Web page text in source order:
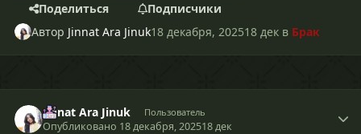
Поделиться
Подписчики
Автор Jinnat Ara Jinuk18 декабря, 202518 дек в Брак
Jinnat Ara Jinuk Пользователь
Опубликовано 18 декабря, 202518 дек